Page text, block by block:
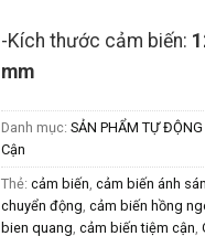
-Kích thước cảm biến:
mm
Danh mục: SẢN PHẨM TỰ
Cận
Thẻ: cảm biến cảm biến ánh
chuyển động cảm biến hồng
bien quang cảm biến tiệm cận